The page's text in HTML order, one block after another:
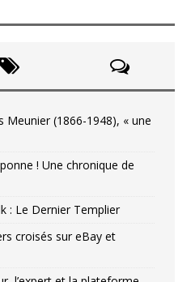
Meunier (1866-1948), « une
! Une chronique de
: Le Dernier Templier
croisés sur eBay et